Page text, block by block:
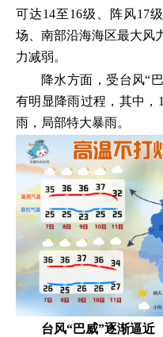
可达14至16级、阵风17级
场、南部沿海海区最大风
力减弱。
降水方面，受台风“
有明显降雨过程，其中，
雨，局部特大暴雨。
台风“巴威”逐渐逼近